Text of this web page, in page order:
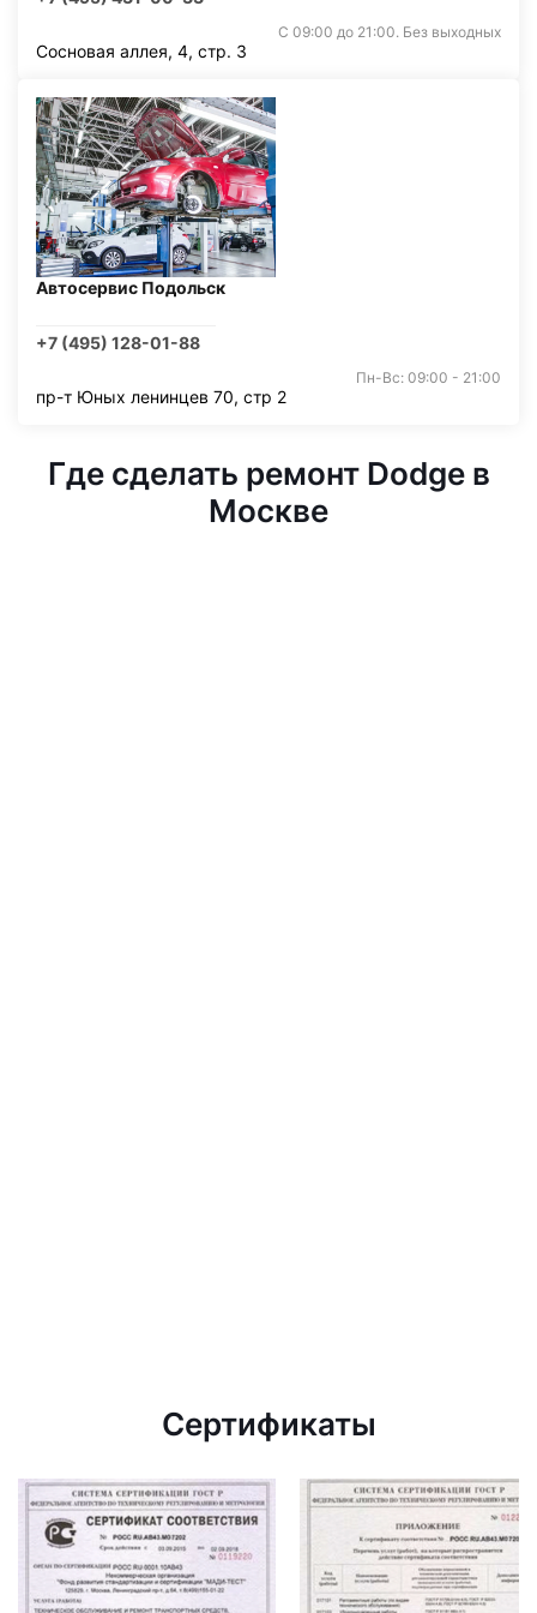
С 09:00 до 21:00. Без выходных
Сосновая аллея, 4, стр. 3
Автосервис Подольск
+7 (495) 128-01-88
Пн-Вс: 09:00 - 21:00
пр-т Юных ленинцев 70, стр 2
Где сделать ремонт Dodge в
Москве
Сертификаты